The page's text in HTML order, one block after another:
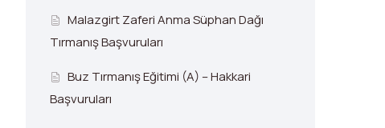
Malazgirt Zaferi Anma Süphan Dağı
Tırmanış Başvuruları
Buz Tırmanış Eğitimi (A) – Hakkari
Başvuruları